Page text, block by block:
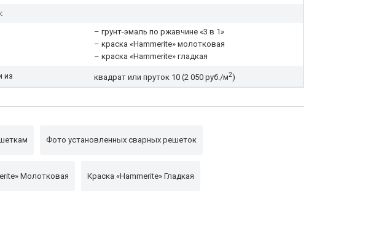
– грунт-эмаль по ржавчине «3 в 1»
– краска «Hammerite» молотковая
– краска «Hammerite» гладкая
из квадрат или пруток 10 (2 050 руб./м2)
Фото установленных сварных решеток
Молотковая Краска «Hammerite» Гладкая